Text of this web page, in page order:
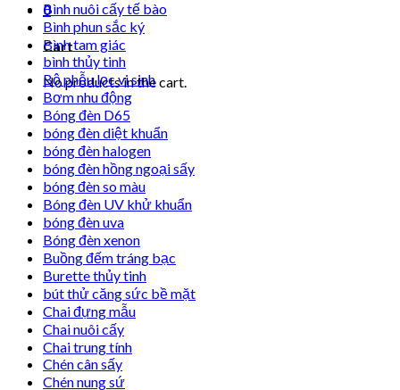
0
Cart
No products in the cart.
Bình nuôi cấy tế bào
Bình phun sắc ký
Bình tam giác
bình thủy tinh
Bộ phễu lọc vi sinh
Bơm nhu động
Bóng đèn D65
bóng đèn diệt khuẩn
bóng đèn halogen
bóng đèn hồng ngoại sấy
bóng đèn so màu
Bóng đèn UV khử khuẩn
bóng đèn uva
Bóng đèn xenon
Buồng đếm tráng bạc
Burette thủy tinh
bút thử căng sức bề mặt
Chai đựng mẫu
Chai nuôi cấy
Chai trung tính
Chén cân sấy
Chén nung sứ